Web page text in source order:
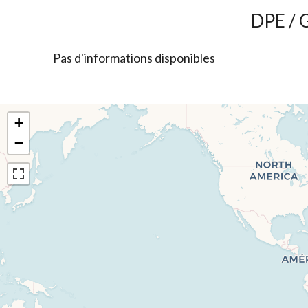
DPE /
Pas d'informations disponibles
+
−